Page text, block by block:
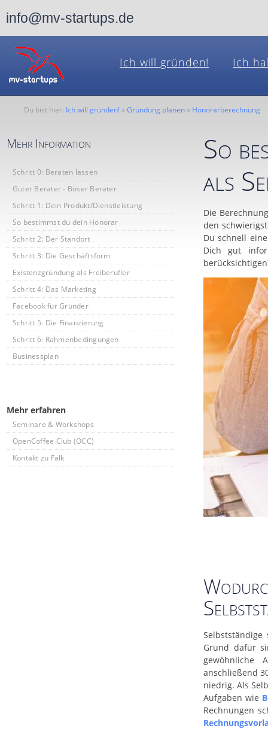
info@mv-startups.de
Ich will gründen! Ich
Du bist hier: Ich will gründen! » Gründung planen » Honorarberechnung
Mehr Information
Schritt 0: Beraten lassen
Guter Berater - Böser Berater
Schritt 1: Dein Produkt/Dienstleistung
So bestimmst du dein Honorar
Schritt 2: Der Standort
Schritt 3: Die Geschäftsform
Existenzgründung als Freiberufler
Schritt 4: Das Marketing
Facebook für Gründer
Schritt 5: Die Finanzierung
Schritt 6: Rahmenbedingungen
Businessplan
Mehr erfahren
Seminare & Workshops
OpenCoffee Club (OCC)
Kontakt zu Falk
So
als
Die
den
Du schnell
Dich gut
Grund dafür
gewöhnliche
anschließend
niedrig. Als
Aufgaben wie
Rechnungen